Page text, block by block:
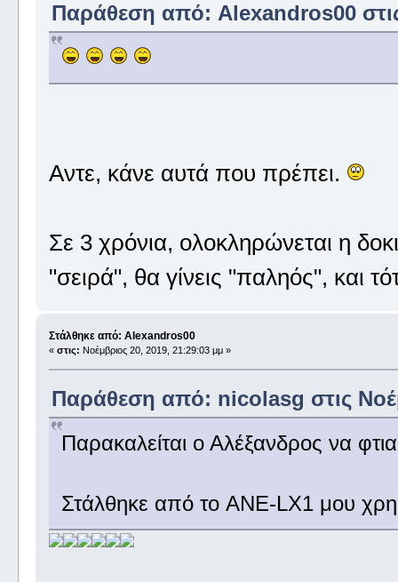
Παράθεση από: Alexandros00
Αντε, κάνε αυτά που πρέπει.
Σε 3 χρόνια, ολοκληρώνεται η
"σειρά", θα γίνεις "παληός", και
Στάλθηκε από: Alexandros00
« στις: Νοέμβριος 20, 2019, 21:29:03 μμ »
Παράθεση από: nicolasg στις
Παρακαλείται ο Αλέξανδρος να
Στάλθηκε από το ANE-LX1 μου